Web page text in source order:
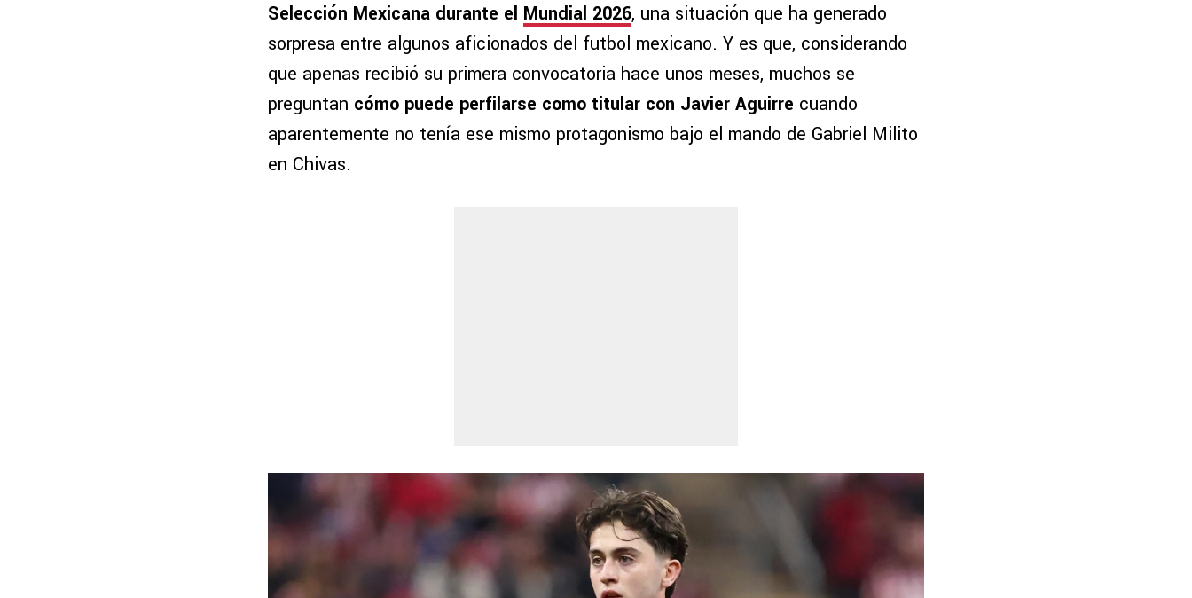
Selección Mexicana durante el Mundial 2026, una situación que ha generado
sorpresa entre algunos aficionados del futbol mexicano. Y es que, considerando
que apenas recibió su primera convocatoria hace unos meses, muchos se
preguntan cómo puede perfilarse como titular con Javier Aguirre cuando
aparentemente no tenía ese mismo protagonismo bajo el mando de Gabriel Milito
en Chivas.